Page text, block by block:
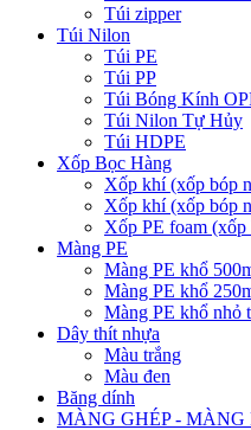
Túi zipper
Túi Nilon
Túi PE
Túi PP
Túi Bóng Kính
Túi Nilon Tự Hủy
Túi HDPE
Xốp Bọc Hàng
Xốp khí (xốp bóp
Xốp khí (xốp bóp
Xốp PE foam (xốp
Màng PE
Màng PE khổ
Màng PE khổ
Màng PE khổ nhỏ
Dây thít nhựa
Màu trắng
Màu đen
Băng dính
MÀNG GHÉP - MÀNG